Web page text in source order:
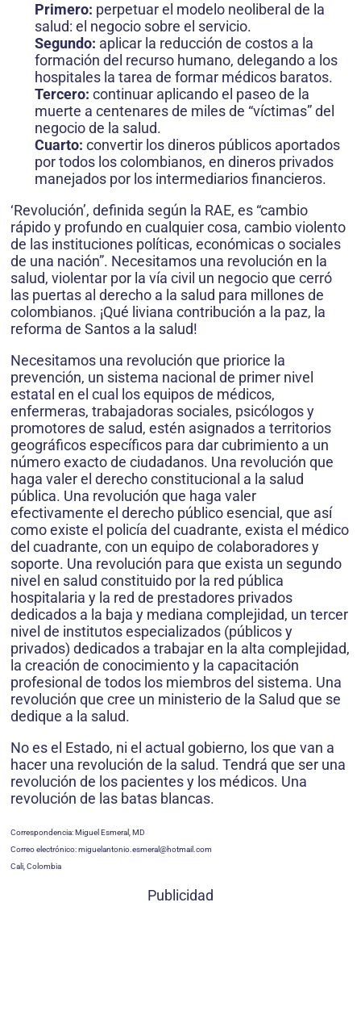
Primero: perpetuar el modelo neoliberal de la
salud: el negocio sobre el servicio.
Segundo: aplicar la reducción de costos a la
formación del recurso humano, delegando a los
hospitales la tarea de formar médicos baratos.
Tercero: continuar aplicando el paseo de la
muerte a centenares de miles de “víctimas” del
negocio de la salud.
Cuarto: convertir los dineros públicos aportados
por todos los colombianos, en dineros privados
manejados por los intermediarios financieros.
‘Revolución’, definida según la RAE, es “cambio
rápido y profundo en cualquier cosa, cambio violento
de las instituciones políticas, económicas o sociales
de una nación”. Necesitamos una revolución en la
salud, violentar por la vía civil un negocio que cerró
las puertas al derecho a la salud para millones de
colombianos. ¡Qué liviana contribución a la paz, la
reforma de Santos a la salud!
Necesitamos una revolución que priorice la
prevención, un sistema nacional de primer nivel
estatal en el cual los equipos de médicos,
enfermeras, trabajadoras sociales, psicólogos y
promotores de salud, estén asignados a territorios
geográficos específicos para dar cubrimiento a un
número exacto de ciudadanos. Una revolución que
haga valer el derecho constitucional a la salud
pública. Una revolución que haga valer
efectivamente el derecho público esencial, que así
como existe el policía del cuadrante, exista el médico
del cuadrante, con un equipo de colaboradores y
soporte. Una revolución para que exista un segundo
nivel en salud constituido por la red pública
hospitalaria y la red de prestadores privados
dedicados a la baja y mediana complejidad, un tercer
nivel de institutos especializados (públicos y
privados) dedicados a trabajar en la alta complejidad,
la creación de conocimiento y la capacitación
profesional de todos los miembros del sistema. Una
revolución que cree un ministerio de la Salud que se
dedique a la salud.
No es el Estado, ni el actual gobierno, los que van a
hacer una revolución de la salud. Tendrá que ser una
revolución de los pacientes y los médicos. Una
revolución de las batas blancas.
Correspondencia: Miguel Esmeral, MD
Correo electrónico: miguelantonio.esmeral@hotmail.com
Cali, Colombia
Publicidad